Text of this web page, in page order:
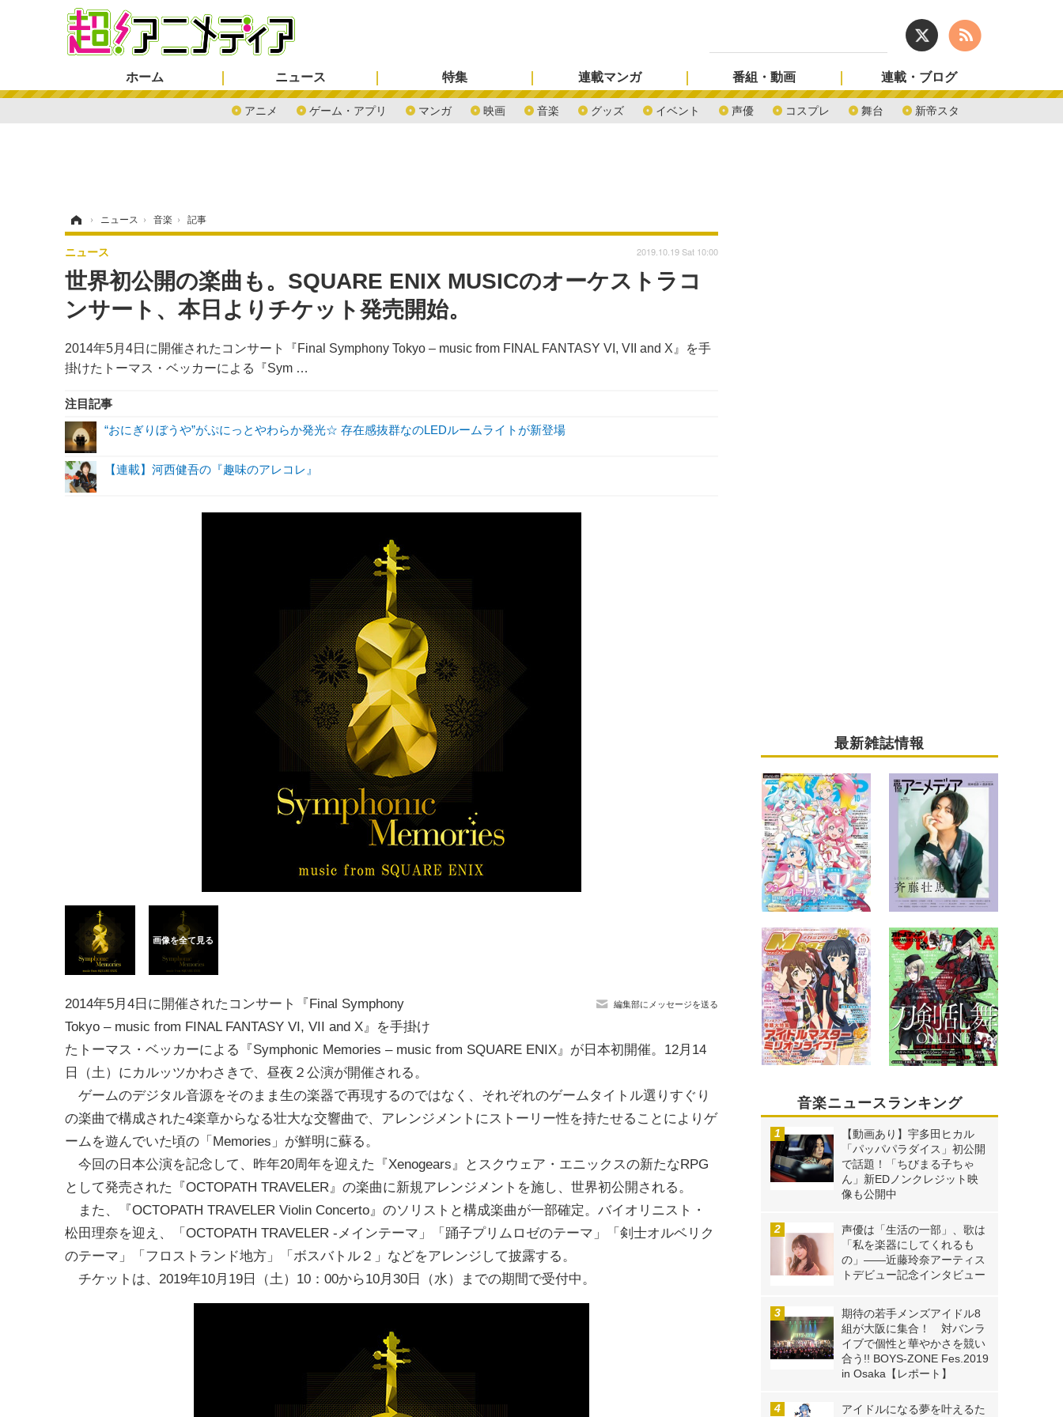
ホーム ニュース
アニメ ゲーム・アプリ マンガ 映画 音楽 グッズ イベント 声優 コスプレ 舞台 新帝スタ
特集 連載マンガ 番組・動画 連載・ブログ
› ニュース › 音楽 › 記事
世界初公開の楽曲も。SQUARE ENIX MUSICのオーケストラコ
ンサート、本日よりチケット発売開始。
2014年5月4日に開催されたコンサート『Final Symphony Tokyo – music from FINAL FANTASY VI, VII and X』を手
掛けたトーマス・ベッカーによる『Sym …
ニュース 2019.10.19 Sat 10:00
注目記事
“おにぎりぼうや”がぷにっとやわらか発光☆ 存在感抜群なのLEDルームライトが新登場
【連載】河西健吾の『趣味のアレコレ』
編集部にメッセージを送る
2014年5月4日に開催されたコンサート『Final Symphony
Tokyo – music from FINAL FANTASY VI, VII and X』を手掛け
たトーマス・ベッカーによる『Symphonic Memories – music from SQUARE ENIX』が日本初開催。12月14
日（土）にカルッツかわさきで、昼夜２公演が開催される。
ゲームのデジタル音源をそのまま生の楽器で再現するのではなく、それぞれのゲームタイトル選りすぐり
の楽曲で構成された4楽章からなる壮大な交響曲で、アレンジメントにストーリー性を持たせることによりゲ
ームを遊んでいた頃の「Memories」が鮮明に蘇る。
今回の日本公演を記念して、昨年20周年を迎えた『Xenogears』とスクウェア・エニックスの新たなRPG
として発売された『OCTOPATH TRAVELER』の楽曲に新規アレンジメントを施し、世界初公開される。
また、『OCTOPATH TRAVELER Violin Concerto』のソリストと構成楽曲が一部確定。バイオリニスト・
松田理奈を迎え、「OCTOPATH TRAVELER -メインテーマ」「踊子プリムロゼのテーマ」「剣士オルベリク
のテーマ」「フロストランド地方」「ボスバトル２」などをアレンジして披露する。
チケットは、2019年10月19日（土）10：00から10月30日（水）までの期間で受付中。
最新雑誌情報
音楽ニュースランキング
【動画あり】宇多田ヒカル
「パッパパラダイス」初公開
で話題！「ちびまる子ちゃ
ん」新EDノンクレジット映
像も公開中
声優は「生活の一部」、歌は
「私を楽器にしてくれるも
の」――近藤玲奈アーティス
トデビュー記念インタビュー
期待の若手メンズアイドル8
組が大阪に集合！ 対バンラ
イブで個性と華やかさを競い
合う!! BOYS-ZONE Fes.2019
in Osaka【レポート】
アイドルになる夢を叶えるた